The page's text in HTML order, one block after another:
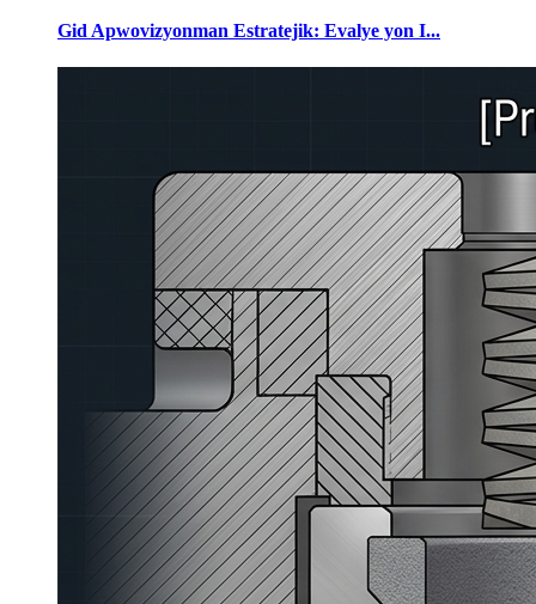
Gid Apwovizyonman Estratejik: Evalye yon I...